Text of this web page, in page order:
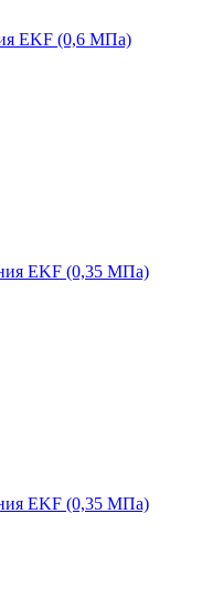
EKF (0,6 МПа)
EKF (0,35 МПа)
EKF (0,35 МПа)